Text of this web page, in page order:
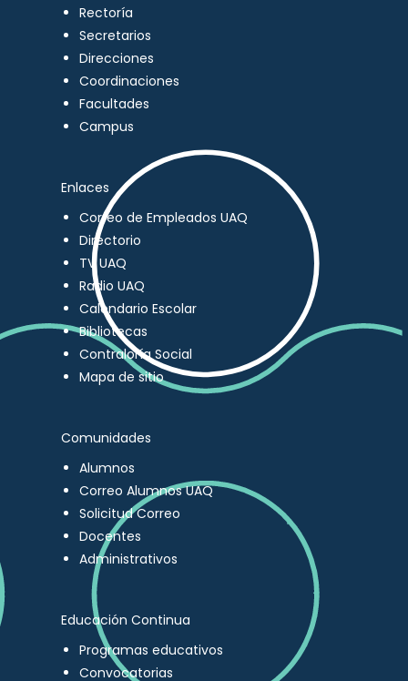
Rectoría
Secretarios
Direcciones
Coordinaciones
Facultades
Campus
Enlaces
Correo de Empleados UAQ
Directorio
TV UAQ
Radio UAQ
Calendario Escolar
Bibliotecas
Contraloría Social
Mapa de sitio
Comunidades
Alumnos
Correo Alumnos UAQ
Solicitud Correo
Docentes
Administrativos
Educación Continua
Programas educativos
Convocatorias